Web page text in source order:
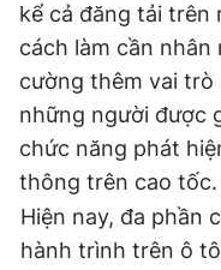
kể cả đăng tải trên
cách làm cần
cường thêm vai trò
những người được
chức năng phát
thông trên cao tốc.
Hiện nay, đa phần
hành trình trên ô